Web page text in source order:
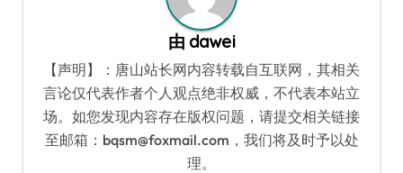
由 dawei
【声明】：唐山站长网内容转载自互联网，其相关
言论仅代表作者个人观点绝非权威，不代表本站立
场。如您发现内容存在版权问题，请提交相关链接
至邮箱：bqsm@foxmail.com，我们将及时予以处
理。